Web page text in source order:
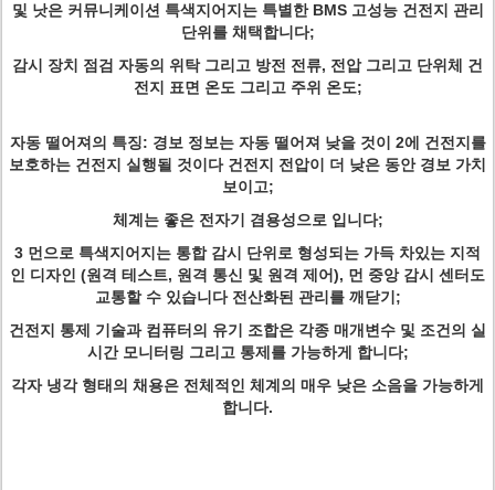
및 낫은 커뮤니케이션 특색지어지는 특별한 BMS 고성능 건전지 관리
단위를 채택합니다;
감시 장치 점검 자동의 위탁 그리고 방전 전류, 전압 그리고 단위체 건
전지 표면 온도 그리고 주위 온도;
자동 떨어져의 특징: 경보 정보는 자동 떨어져 낮을 것이 2에 건전지를
보호하는 건전지 실행될 것이다 건전지 전압이 더 낮은 동안 경보 가치
보이고;
체계는 좋은 전자기 겸용성으로 입니다;
3 먼으로 특색지어지는 통합 감시 단위로 형성되는 가득 차있는 지적
인 디자인 (원격 테스트, 원격 통신 및 원격 제어), 먼 중앙 감시 센터도
교통할 수 있습니다 전산화된 관리를 깨닫기;
건전지 통제 기술과 컴퓨터의 유기 조합은 각종 매개변수 및 조건의 실
시간 모니터링 그리고 통제를 가능하게 합니다;
각자 냉각 형태의 채용은 전체적인 체계의 매우 낮은 소음을 가능하게
합니다.